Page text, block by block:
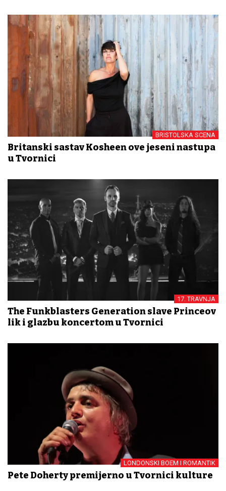
BRISTOLSKA SCENA
Britanski sastav Kosheen ove jeseni nastupa
u Tvornici
17. TRAVNJA
The Funkblasters Generation slave Princeov
lik i glazbu koncertom u Tvornici
LONDONSKI BOEM I ROMANTIK
Pete Doherty premijerno u Tvornici kulture